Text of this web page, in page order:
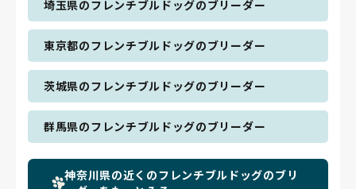
埼玉県のフレンチブルドッグのブリーダー
東京都のフレンチブルドッグのブリーダー
茨城県のフレンチブルドッグのブリーダー
群馬県のフレンチブルドッグのブリーダー
神奈川県の近くのフレンチブルドッグのブリ